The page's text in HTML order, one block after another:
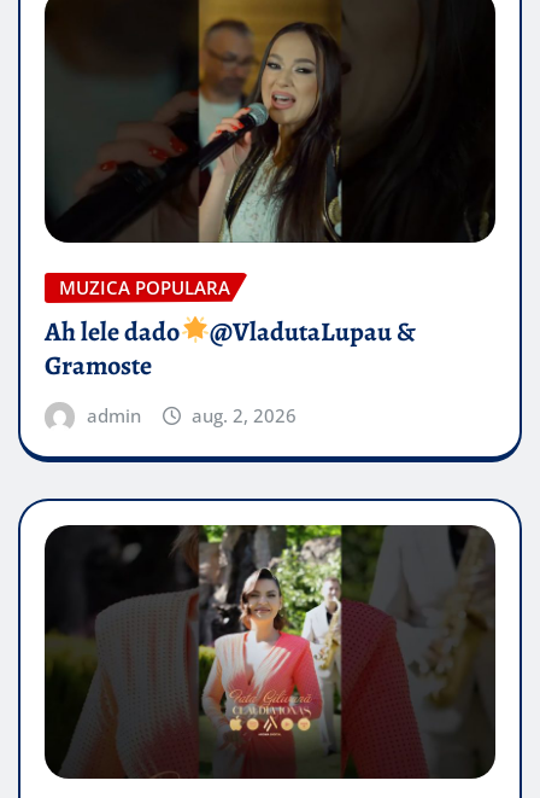
MUZICA POPULARA
Ah lele dado​
@VladutaLupau &
Gramoste
admin aug. 2, 2026